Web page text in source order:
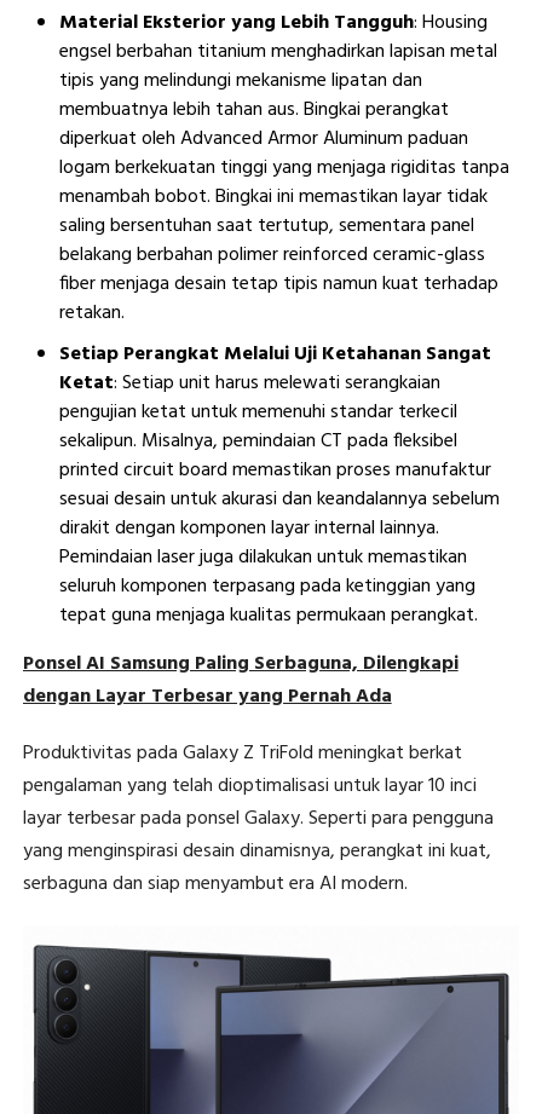
Material Eksterior yang Lebih Tangguh: Housing
engsel berbahan titanium menghadirkan lapisan metal
tipis yang melindungi mekanisme lipatan dan
membuatnya lebih tahan aus. Bingkai perangkat
diperkuat oleh Advanced Armor Aluminum paduan
logam berkekuatan tinggi yang menjaga rigiditas tanpa
menambah bobot. Bingkai ini memastikan layar tidak
saling bersentuhan saat tertutup, sementara panel
belakang berbahan polimer reinforced ceramic-glass
fiber menjaga desain tetap tipis namun kuat terhadap
retakan.
Setiap Perangkat Melalui Uji Ketahanan Sangat
Ketat: Setiap unit harus melewati serangkaian
pengujian ketat untuk memenuhi standar terkecil
sekalipun. Misalnya, pemindaian CT pada fleksibel
printed circuit board memastikan proses manufaktur
sesuai desain untuk akurasi dan keandalannya sebelum
dirakit dengan komponen layar internal lainnya.
Pemindaian laser juga dilakukan untuk memastikan
seluruh komponen terpasang pada ketinggian yang
tepat guna menjaga kualitas permukaan perangkat.
Ponsel AI Samsung Paling Serbaguna, Dilengkapi
dengan Layar Terbesar yang Pernah Ada
Produktivitas pada Galaxy Z TriFold meningkat berkat
pengalaman yang telah dioptimalisasi untuk layar 10 inci
layar terbesar pada ponsel Galaxy. Seperti para pengguna
yang menginspirasi desain dinamisnya, perangkat ini kuat,
serbaguna dan siap menyambut era AI modern.